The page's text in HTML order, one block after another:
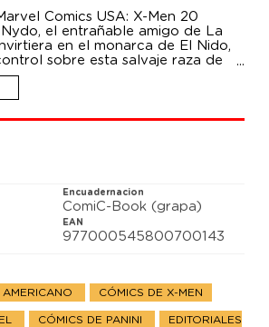
Comics USA: X-Men 20
el entrañable amigo de La
en el monarca de El Nido,
sobre esta salvaje raza de
Ahora está
pesadilla: El Nido está
amigos y nada puede hacer para
Encuadernacion
ComiC-Book (grapa)
EAN
977000545800700143
AMERICANO CÓMICS DE X-MEN
CÓMICS DE PANINI EDITORIALES